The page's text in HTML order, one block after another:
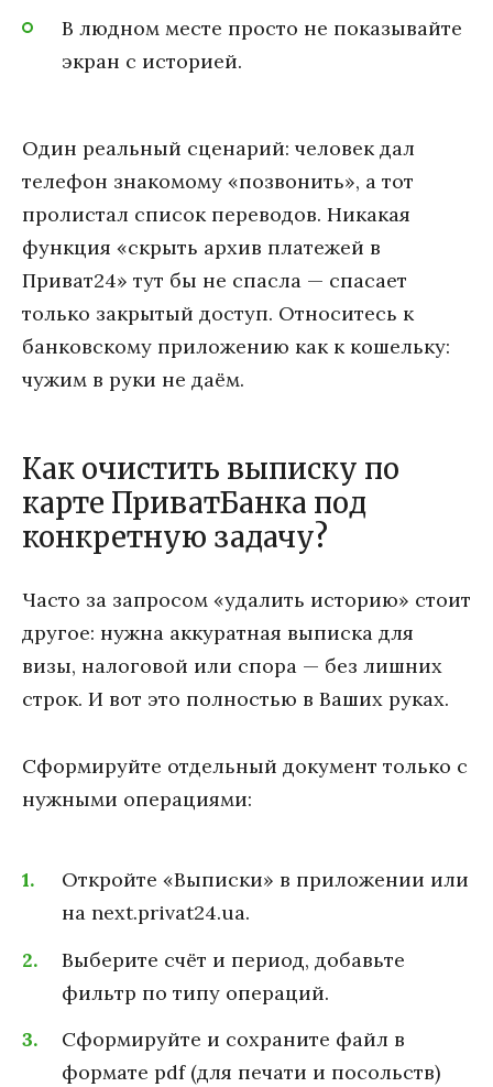
В людном месте просто не показывайте
экран с историей.
Один реальный сценарий: человек дал
телефон знакомому «позвонить», а тот
пролистал список переводов. Никакая
функция «скрыть архив платежей в
Приват24» тут бы не спасла — спасает
только закрытый доступ. Относитесь к
банковскому приложению как к кошельку:
чужим в руки не даём.
Как очистить выписку по
карте ПриватБанка под
конкретную задачу?
Часто за запросом «удалить историю» стоит
другое: нужна аккуратная выписка для
визы, налоговой или спора — без лишних
строк. И вот это полностью в Ваших руках.
Сформируйте отдельный документ только с
нужными операциями:
Откройте «Выписки» в приложении или
на next.privat24.ua.
Выберите счёт и период, добавьте
фильтр по типу операций.
Сформируйте и сохраните файл в
формате pdf (для печати и посольств)